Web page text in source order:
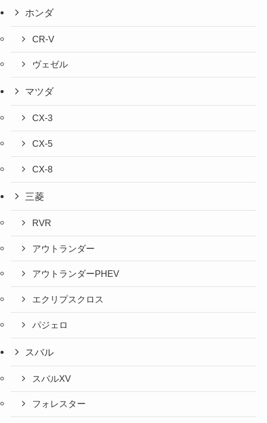
ホンダ
CR-V
ヴェゼル
マツダ
CX-3
CX-5
CX-8
三菱
RVR
アウトランダー
アウトランダーPHEV
エクリプスクロス
パジェロ
スバル
スバルXV
フォレスター